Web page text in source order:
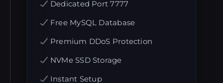
Dedicated Port 7777
Free MySQL Database
Premium DDoS Protection
NVMe SSD Storage
Instant Setup